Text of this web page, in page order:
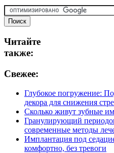
Читайте
также:
Свежее:
Глубокое погружение:
декора для снижения
Сколько живут зубные
Гранулирующий
современные методы
Имплантация под
комфортно, без тревоги